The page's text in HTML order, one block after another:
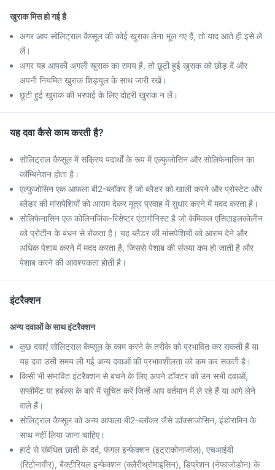
खुराक मिस हो गई है
अगर आप सोलिट्राल कैप्सूल की कोई खुराक लेना भूल गए हैं, तो याद आते ही इसे ले
लें।
अगर यह आपकी अगली खुराक का समय है, तो छूटी हुई खुराक को छोड़ दें और
अपनी नियमित खुराक शिड्यूल के साथ जारी रखें।
छूटी हुई खुराक की भरपाई के लिए दोहरी खुराक न लें।
यह दवा कैसे काम करती है?
सोलिट्राल कैप्सूल में सक्रिय पदार्थों के रूप में एल्फुजोसिन और सोलिफेनासिन का
कॉम्बिनेशन होता है।
एल्फुजोसिन एक आफला बी2-ब्लॉकर है जो ब्लैडर को खाली करने और प्रोस्टेट और
ब्लैडर की मांसपेशियों को आराम देकर मूत्र प्रवाह में सुधार करने में मदद करता है।
सोलिफेनासिन एक कोलिनर्जिक-रिसेप्टर एंटागोनिस्ट है जो केमिकल एसिटाइलकोलीन
को प्रोटीन के बंधन से रोकता है। यह ब्लैडर की मांसपेशियों को आराम देने और
अधिक पेशाब करने में मदद करता है, जिससे पेशाब की संख्या कम हो जाती है और
पेशाब करने की आवश्यकता होती है।
इंटरैक्शन
अन्य दवाओं के साथ इंटरैक्शन
कुछ दवाएं सोलिट्राल कैप्सूल के काम करने के तरीके को प्रभावित कर सकती हैं या
यह दवा उसी समय ली गई अन्य दवाओं की प्रभावशीलता को कम कर सकती है।
किसी भी संभावित इंटरैक्शन से बचने के लिए अपने डॉक्टर को उन सभी दवाओं,
सप्लीमेंट या हर्बल्स के बारे में सूचित करें जिन्हें आप वर्तमान में ले रहे हैं या आगे लेने
वाले हैं।
सोलिट्राल कैप्सूल को अन्य आफला बी2-ब्लॉकर जैसे डॉक्साजोसिन, इंडोरामिन के
साथ नहीं लिया जाना चाहिए।
हार्ट से संबंधित छाती के दर्द, फंगल इन्फेक्शन (इट्राकोनाजोल), एचआईवी
(रिटोनावीर), बैक्टीरियल इन्फेक्शन (क्लैरीथ्रोमाइसिन), डिप्रेशन (नेफाजोडोन) के